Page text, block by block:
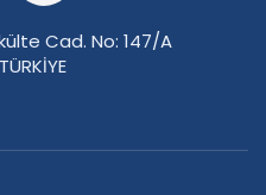
Cad. No: 147/A